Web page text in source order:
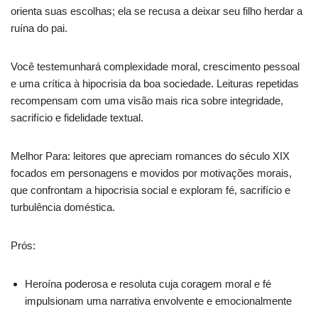
orienta suas escolhas; ela se recusa a deixar seu filho herdar a
ruína do pai.
Você testemunhará complexidade moral, crescimento pessoal
e uma crítica à hipocrisia da boa sociedade. Leituras repetidas
recompensam com uma visão mais rica sobre integridade,
sacrifício e fidelidade textual.
Melhor Para: leitores que apreciam romances do século XIX
focados em personagens e movidos por motivações morais,
que confrontam a hipocrisia social e exploram fé, sacrifício e
turbulência doméstica.
Prós:
Heroína poderosa e resoluta cuja coragem moral e fé
impulsionam uma narrativa envolvente e emocionalmente